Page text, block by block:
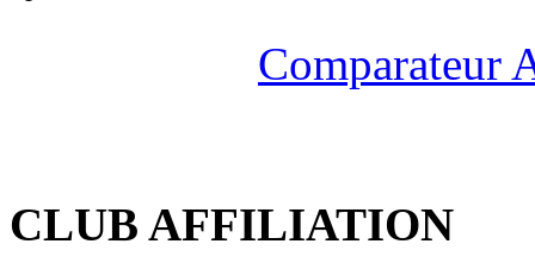
Comparateur
CLUB AFFILIATION